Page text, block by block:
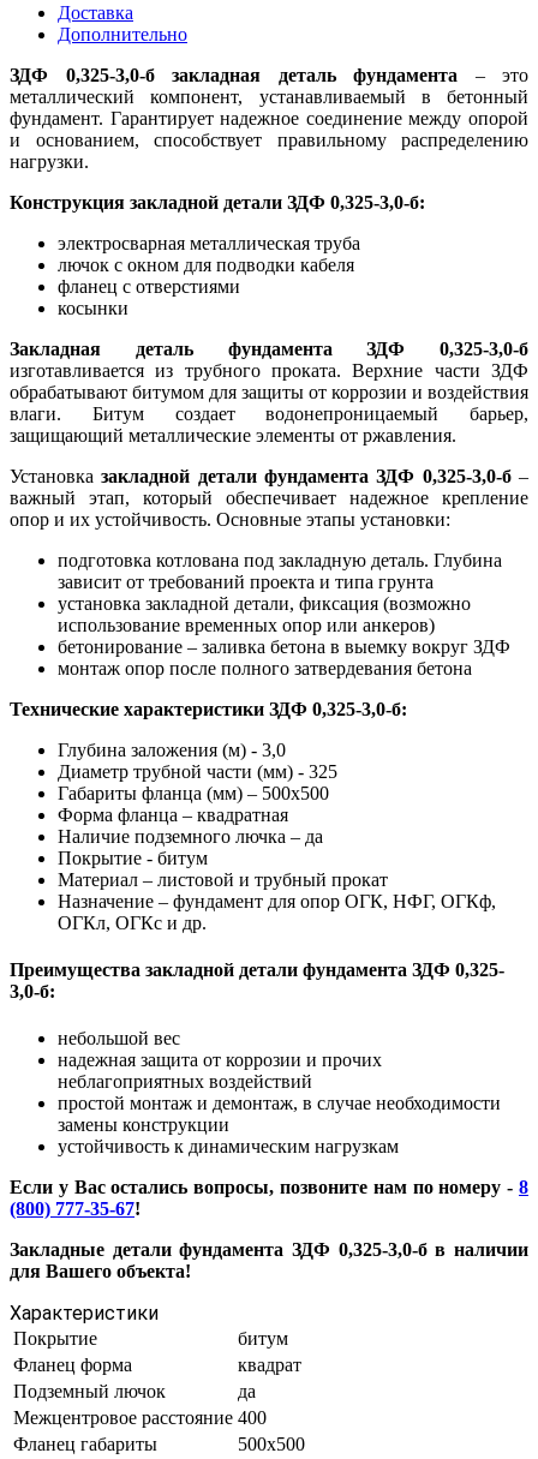
Доставка
Дополнительно
ЗДФ 0,325-3,0-б закладная деталь фундамента – это
металлический компонент, устанавливаемый в бетонный
фундамент. Гарантирует надежное соединение между опорой
и основанием, способствует правильному распределению
нагрузки.
Конструкция закладной детали ЗДФ 0,325-3,0-б:
электросварная металлическая труба
лючок с окном для подводки кабеля
фланец с отверстиями
косынки
Закладная деталь фундамента ЗДФ 0,325-3,0-б
изготавливается из трубного проката. Верхние части ЗДФ
обрабатывают битумом для защиты от коррозии и воздействия
влаги. Битум создает водонепроницаемый барьер,
защищающий металлические элементы от ржавления.
Установказакладной детали фундамента ЗДФ 0,325-3,0-б–
важный этап, который обеспечивает надежное крепление
опор и их устойчивость. Основные этапы установки:
подготовка котлована под закладную деталь. Глубина
зависит от требований проекта и типа грунта
установка закладной детали, фиксация (возможно
использование временных опор или анкеров)
бетонирование – заливка бетона в выемку вокруг ЗДФ
монтаж опор после полного затвердевания бетона
Технические характеристики ЗДФ 0,325-3,0-б:
Глубина заложения (м) - 3,0
Диаметр трубной части (мм) - 325
Габариты фланца (мм) – 500x500
Форма фланца – квадратная
Наличие подземного лючка – да
Покрытие - битум
Материал – листовой и трубный прокат
Назначение – фундамент для опор ОГК, НФГ, ОГКф,
ОГКл, ОГКс и др.
Преимущества закладной детали фундамента ЗДФ 0,325-
3,0-б:
небольшой вес
надежная защита от коррозии и прочих
неблагоприятных воздействий
простой монтаж и демонтаж, в случае необходимости
замены конструкции
устойчивость к динамическим нагрузкам
Если у Вас остались вопросы, позвоните нам по номеру - 8
(800) 777-35-67!
Закладные детали фундамента ЗДФ 0,325-3,0-б в наличии
для Вашего объекта!
Характеристики
Покрытие
битум
Фланец форма
квадрат
Подземный лючок
да
Межцентровое расстояние 400
Фланец габариты
500х500